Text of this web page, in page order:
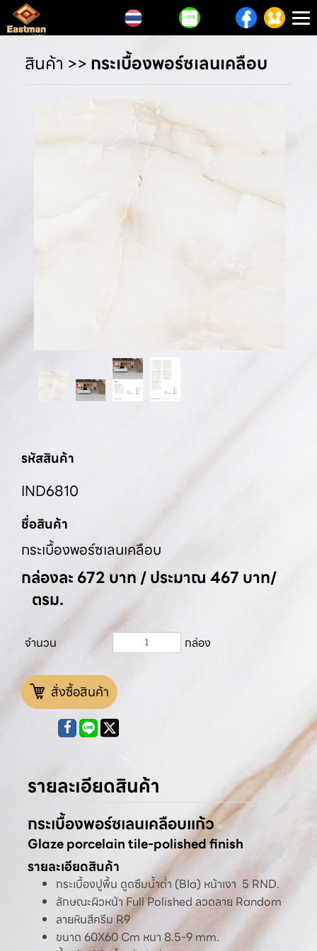
สินค้า >>กระเบื้องพอร์ซเลนเคลือบ
รหัสสินค้า
IND6810
ชื่อสินค้า
กระเบื้องพอร์ซเลนเคลือบ
กล่องละ 672 บาท / ประมาณ 467 บาท/
ตรม.
จำนวน กล่อง
สั่งซื้อสินค้า
รายละเอียดสินค้า
กระเบื้องพอร์ซเลนเคลือบแก้ว
Glaze porcelain tile-polished finish
รายละเอียดสินค้า
กระเบื้องปูพื้น ดูดซึมน้ำต่ำ (BIa) หน้าเงา 5 RND.
ลักษณะผิวหน้า Full Polished ลวดลาย Random
ลายหินสีครีม R9
ขนาด 60X60 Cm หนา 8.5-9 mm.